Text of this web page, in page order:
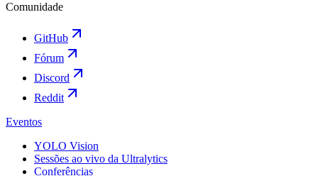
Comunidade
GitHub
Fórum
Discord
Reddit
Eventos
YOLO Vision
Sessões ao vivo da Ultralytics
Conferências